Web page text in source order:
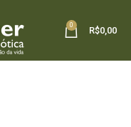
0
R$0,00